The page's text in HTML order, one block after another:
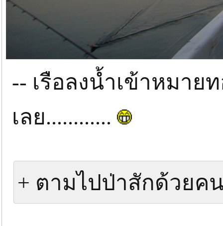
-- เรือลงน้ำเข้าหมาย
เลย............
+ ตามไปป่าสักด้วยค